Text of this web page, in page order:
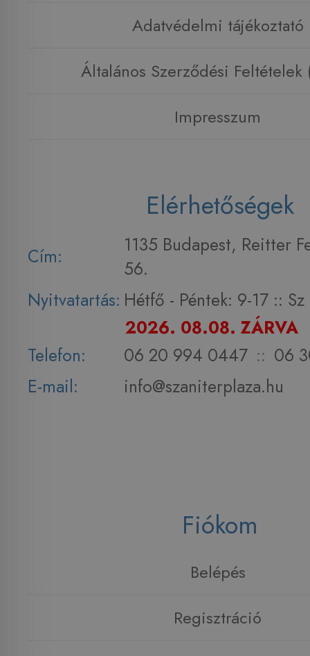
Adatvédelmi tájékoztató
Általános Szerződési Feltételek
Impresszum
Elérhetőségek
Cím:
1135 Budapest, Reitter
56.
Nyitvatartás: Hétfő - Péntek: 9-17 :: Sz
2026. 08.08. ZÁRVA
Telefon:
06 20 994 0447 :: 06
E-mail:
info@szaniterplaza.hu
Fiókom
Belépés
Regisztráció